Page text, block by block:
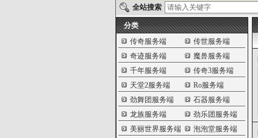
全站搜索
分类
传奇服务端
传世服务端
奇迹服务端
魔兽服务端
千年服务端
传奇3服务端
天堂2服务端
Ro服务端
劲舞团服务端
石器服务端
龙族服务端
劲乐团服务端
美丽世界服务端
泡泡堂服务端